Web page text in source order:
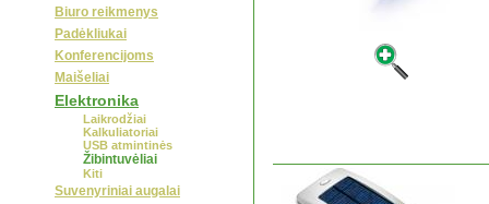
Biuro reikmenys
Padėkliukai
Konferencijoms
Maišeliai
Elektronika
Laikrodžiai
Kalkuliatoriai
USB atmintinės
Žibintuvėliai
Kiti
Suvenyriniai augalai